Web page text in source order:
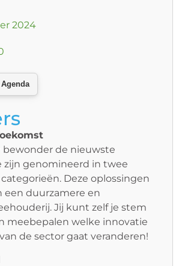
2024
bewonder de nieuwste
zijn genomineerd in twee
Deze oplossingen
een duurzamere en
Jij kunt zelf je stem
meebepalen welke innovatie
de sector gaat veranderen!